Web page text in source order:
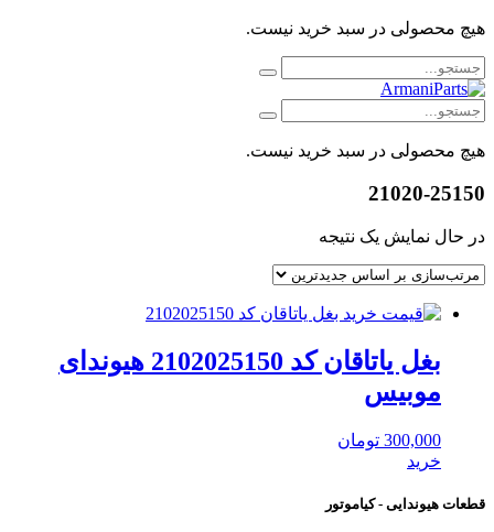
هیچ محصولی در سبد خرید نیست.
هیچ محصولی در سبد خرید نیست.
21020-25150
در حال نمایش یک نتیجه
بغل یاتاقان کد 2102025150 هیوندای
موبیس
300,000 تومان
خرید
قطعات هیوندایی - کیاموتور